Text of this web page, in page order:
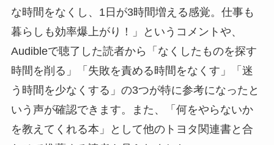
な時間をなくし、1日が3時間増える感覚。仕事も
暮らしも効率爆上がり！」というコメントや、
Audibleで聴了した読者から「なくしたものを探す
時間を削る」「失敗を責める時間をなくす」「迷
う時間を少なくする」の3つが特に参考になったと
いう声が確認できます。また、「何をやらないか
を教えてくれる本」として他のトヨタ関連書と合